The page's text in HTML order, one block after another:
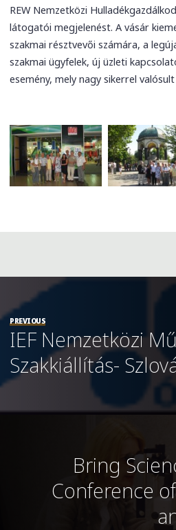
REW Nemzetközi
látogatói megjelenést. A vásár
szakmai résztvevői számára, a
szakmai ügyfelek, új üzleti
esemény, mely nagy sikerrel
PREVIOUS
IEF Nemzetközi
Szakkiállítás-
Bring
Conference